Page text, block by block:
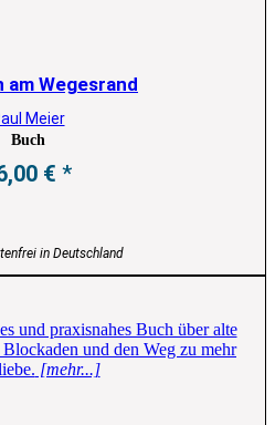
am Wegesrand
Meier
Buch
€
in Deutschland
und praxisnahes Buch über alte
und den Weg zu mehr
[mehr...]